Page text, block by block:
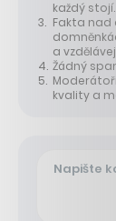
každý
Fakta nad
a
Žádný
kvality a